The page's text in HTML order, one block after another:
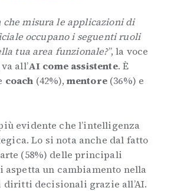
che misura le applicazioni di
occupano i seguenti ruoli
tua area funzionale?”, la voce
all’AI come assistente. È
coach (42%), mentore(36%) e
evidente che l’intelligenza
Lo si nota anche dal fatto
(58%) delle principali
un cambiamento nella
diritti decisionali grazie all’AI.